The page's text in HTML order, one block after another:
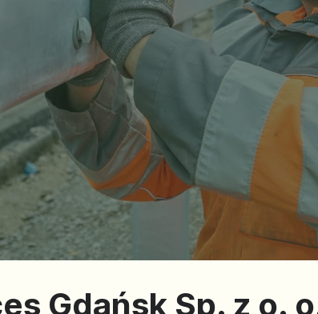
Gdańsk Sp. z o.